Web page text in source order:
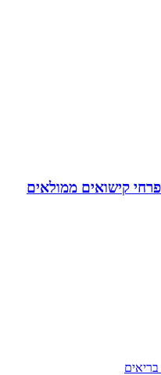
קישואים ממולאים